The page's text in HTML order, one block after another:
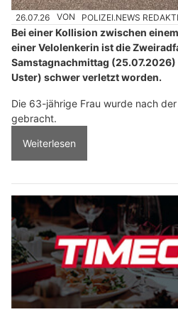
26.07.26 VON POLIZEI.NEWS
Bei einer Kollision zwischen
einer Velolenkerin ist die
Samstagnachmittag (25.07.2026)
Uster) schwer verletzt worden.
Die 63-jährige Frau wurde nach
gebracht.
Weiterlesen